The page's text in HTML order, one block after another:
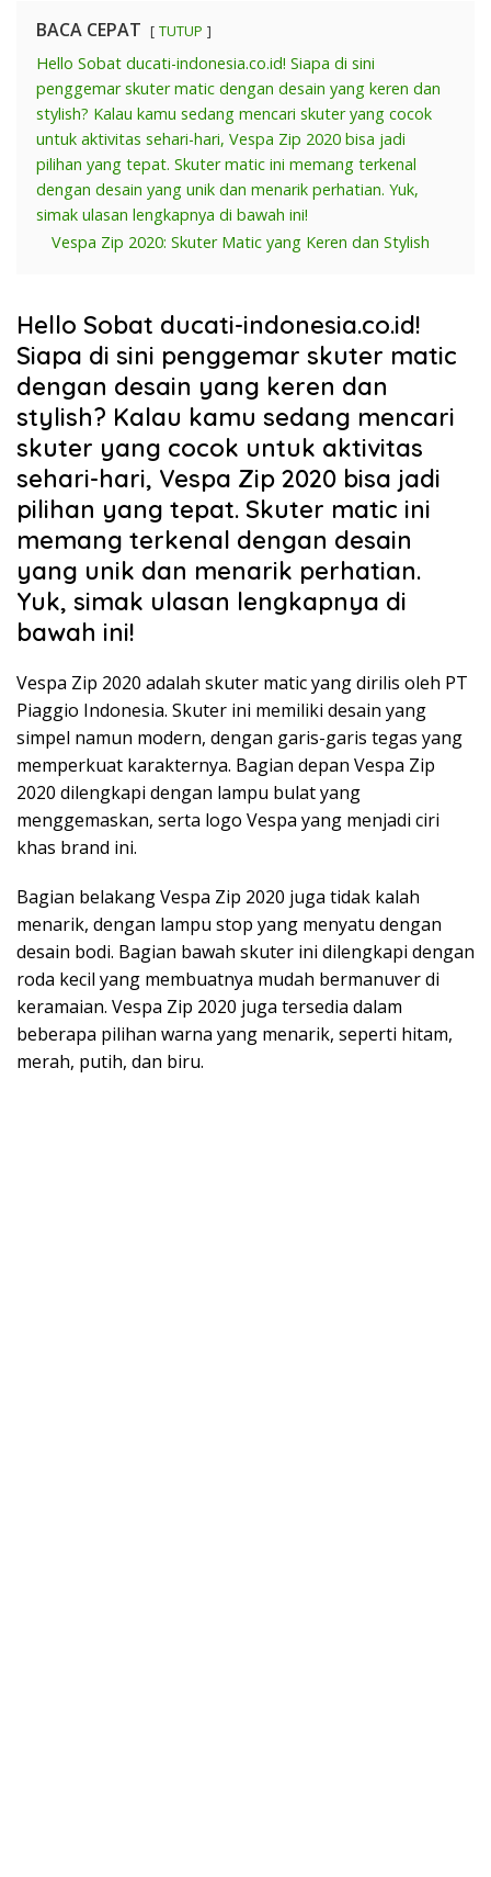
BACA CEPAT TUTUP
Hello Sobat ducati-indonesia.co.id! Siapa di sini
penggemar skuter matic dengan desain yang keren dan
stylish? Kalau kamu sedang mencari skuter yang cocok
untuk aktivitas sehari-hari, Vespa Zip 2020 bisa jadi
pilihan yang tepat. Skuter matic ini memang terkenal
dengan desain yang unik dan menarik perhatian. Yuk,
simak ulasan lengkapnya di bawah ini!
Vespa Zip 2020: Skuter Matic yang Keren dan Stylish
Hello Sobat ducati-indonesia.co.id!
Siapa di sini penggemar skuter matic
dengan desain yang keren dan
stylish? Kalau kamu sedang mencari
skuter yang cocok untuk aktivitas
sehari-hari, Vespa Zip 2020 bisa jadi
pilihan yang tepat. Skuter matic ini
memang terkenal dengan desain
yang unik dan menarik perhatian.
Yuk, simak ulasan lengkapnya di
bawah ini!
Vespa Zip 2020 adalah skuter matic yang dirilis oleh PT
Piaggio Indonesia. Skuter ini memiliki desain yang
simpel namun modern, dengan garis-garis tegas yang
memperkuat karakternya. Bagian depan Vespa Zip
2020 dilengkapi dengan lampu bulat yang
menggemaskan, serta logo Vespa yang menjadi ciri
khas brand ini.
Bagian belakang Vespa Zip 2020 juga tidak kalah
menarik, dengan lampu stop yang menyatu dengan
desain bodi. Bagian bawah skuter ini dilengkapi dengan
roda kecil yang membuatnya mudah bermanuver di
keramaian. Vespa Zip 2020 juga tersedia dalam
beberapa pilihan warna yang menarik, seperti hitam,
merah, putih, dan biru.